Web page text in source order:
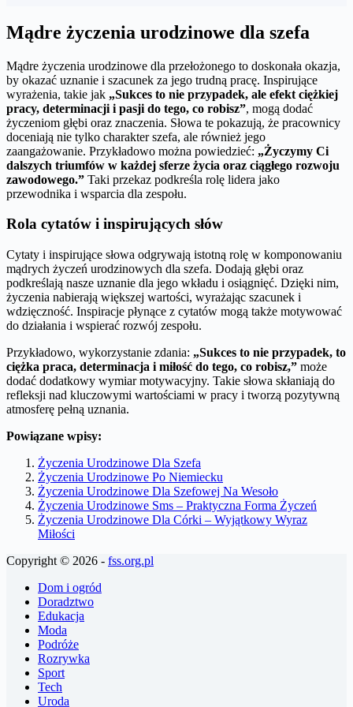
Mądre życzenia urodzinowe dla szefa
Mądre życzenia urodzinowe dla przełożonego to doskonała okazja,
by okazać uznanie i szacunek za jego trudną pracę. Inspirujące
wyrażenia, takie jak „Sukces to nie przypadek, ale efekt ciężkiej
pracy, determinacji i pasji do tego, co robisz”, mogą dodać
życzeniom głębi oraz znaczenia. Słowa te pokazują, że pracownicy
doceniają nie tylko charakter szefa, ale również jego
zaangażowanie. Przykładowo można powiedzieć: „Życzymy Ci
dalszych triumfów w każdej sferze życia oraz ciągłego rozwoju
zawodowego.” Taki przekaz podkreśla rolę lidera jako
przewodnika i wsparcia dla zespołu.
Rola cytatów i inspirujących słów
Cytaty i inspirujące słowa odgrywają istotną rolę w komponowaniu
mądrych życzeń urodzinowych dla szefa. Dodają głębi oraz
podkreślają nasze uznanie dla jego wkładu i osiągnięć. Dzięki nim,
życzenia nabierają większej wartości, wyrażając szacunek i
wdzięczność. Inspiracje płynące z cytatów mogą także motywować
do działania i wspierać rozwój zespołu.
Przykładowo, wykorzystanie zdania: „Sukces to nie przypadek, to
ciężka praca, determinacja i miłość do tego, co robisz,” może
dodać dodatkowy wymiar motywacyjny. Takie słowa skłaniają do
refleksji nad kluczowymi wartościami w pracy i tworzą pozytywną
atmosferę pełną uznania.
Powiązane wpisy:
Życzenia Urodzinowe Dla Szefa
Życzenia Urodzinowe Po Niemiecku
Życzenia Urodzinowe Dla Szefowej Na Wesoło
Życzenia Urodzinowe Sms – Praktyczna Forma Życzeń
Życzenia Urodzinowe Dla Córki – Wyjątkowy Wyraz
Miłości
Copyright © 2026 - fss.org.pl
Dom i ogród
Doradztwo
Edukacja
Moda
Podróże
Rozrywka
Sport
Tech
Uroda